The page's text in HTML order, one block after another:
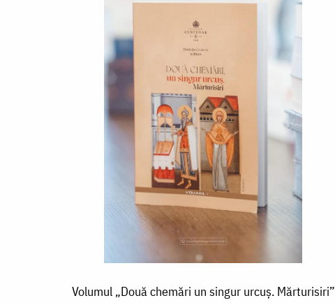
Volumul „Două chemări un singur urcuș. Mărturisiri”